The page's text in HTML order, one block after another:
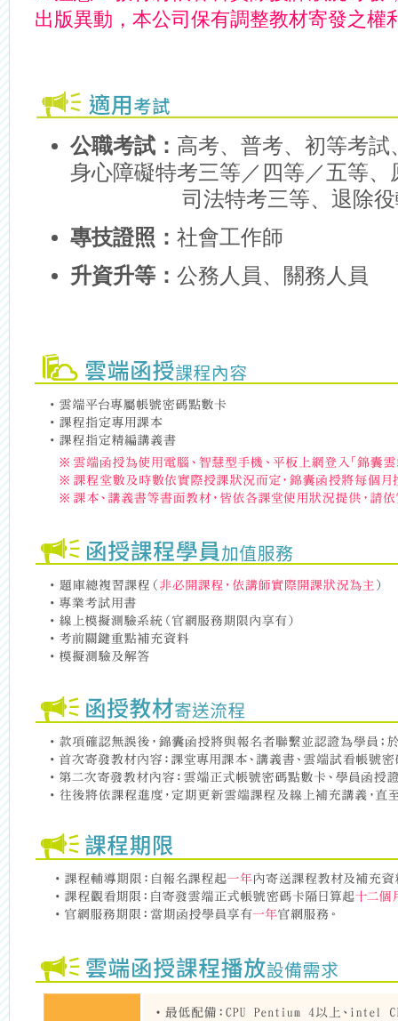
出版異動，本公司保有調整教材寄發之權
公職考試： 高考、普考、初等考
身心障礙特考三等／四等／五等、
司法特考三等、退除役轉
專技證照： 社會工作師
升資升等： 公務人員、關務人員